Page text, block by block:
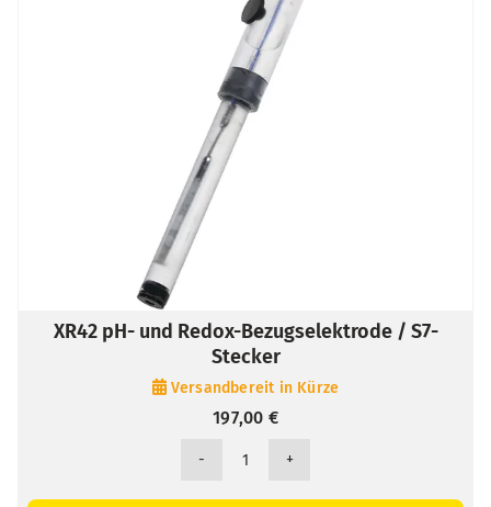
XR42 pH- und Redox-Bezugselektrode / S7-
Stecker
Versandbereit in Kürze
197,00 €
XR42